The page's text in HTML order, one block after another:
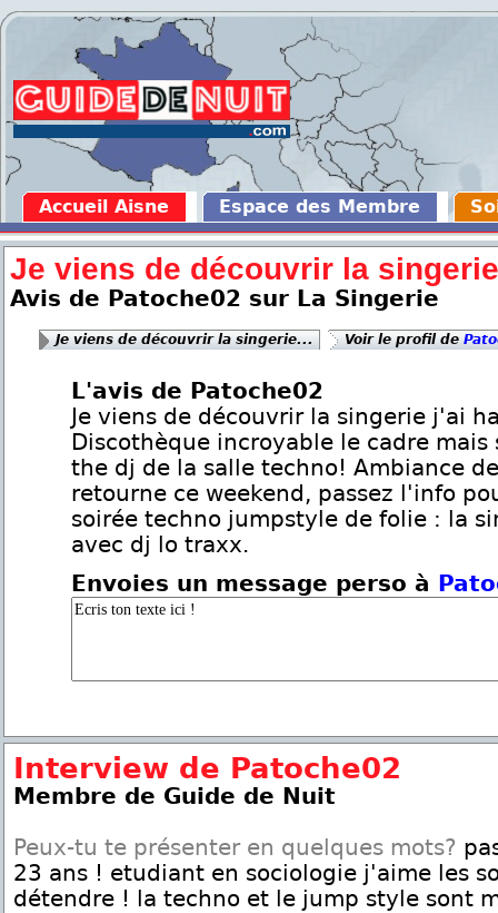
Accueil Aisne Espace des Membre
Je viens de découvrir la
Avis de Patoche02 sur La Singerie
Je viens de découvrir la singerie... Voir le profil de
L'avis de Patoche02
Je viens de découvrir la singerie j'ai
Discothèque incroyable le cadre mais
the dj de la salle techno! Ambiance
retourne ce weekend, passez l'info
soirée techno jumpstyle de folie : la
avec dj lo traxx.
Envoies un message perso à
Interview de Patoche02
Membre de Guide de Nuit
Peux-tu te présenter en quelques mots?
23 ans ! etudiant en sociologie j'aime les
détendre ! la techno et le jump style sont